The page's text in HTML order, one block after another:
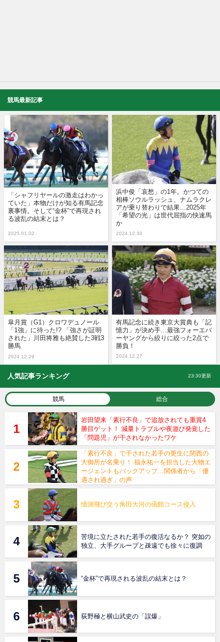
競馬最新記事
「シャフリヤールの激走はわかっ
ていた」本物だけが知る有馬記念
裏事情。そして“金杯”で再現され
る波乱の結末とは？
2025.01.02
浜中俊「哀愁」の1年。かつての
相棒ソウルラッシュ、ナムラクレ
アが乗り替わりで結果…2025年
「希望の光」は世代屈指の快速馬
か
2024.12.30
皐月賞（G1）クロワデュノール
「1強」に待った!? 「強さが証明
された」川田将雅も絶賛した3戦3
勝馬
2024.12.29
有馬記念に続き東京大賞典も「記
憶力」が決め手…最強フォーエバ
ーヤングから絞りに絞った2点で
勝負！
2024.12.27
人気記事ランキング 23:30更新
競馬 総合
岩田望来「素行不良」で追放されても重賞4
勝目ゲット！ 減量トラブルや夜遊び発覚した
「問題児」が干されなかったワケ
「素行不良」で干された若手の更生に関西の
大御所が名乗り！ 福永祐一を担当した大物エ
ージェントもバックアップ…関係者から「優
遇され過ぎ」の声
憶測飛び交う角田大河の函館コース侵入
苦境に立たされた若手の復活なるか？ 突如の
独立、大手グループと疎遠でも徐々に復調
“金杯”で再現される波乱の結末とは？
荻野極と横山武史の「誤爆」